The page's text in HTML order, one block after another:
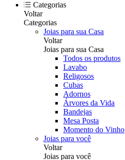
Categorias
Voltar
Categorias
Joias para sua Casa
Voltar
Joias para sua Casa
Todos os produtos
Lavabo
Religosos
Cubas
Adornos
Árvores da Vida
Bandejas
Mesa Posta
Momento do Vinho
Joias para você
Voltar
Joias para você